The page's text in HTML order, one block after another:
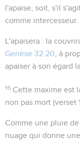
l'apaise, soit, s'il
comme intercesseur.
L'apaisera : la
Genèse 32.20 , à
apaiser à son égard
15 Cette maxime est
non pas mort (verset
Comme une pluie
nuage qui donne